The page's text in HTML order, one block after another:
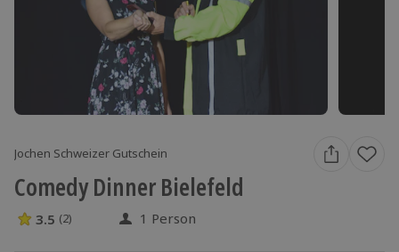
Jochen Schweizer Gutschein
Comedy Dinner Bielefeld
3.5 Sterne von 5 aus 2 Bewertungen
3.5 (2) 1 Person